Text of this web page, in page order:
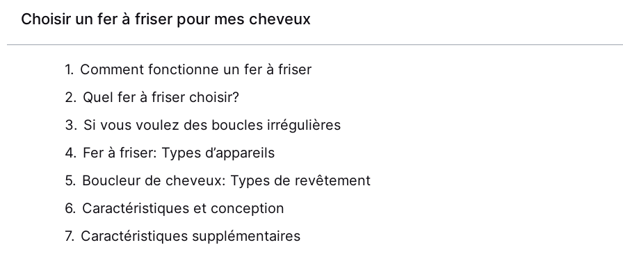
Choisir un fer à friser pour mes cheveux
Comment fonctionne un fer à friser
Quel fer à friser choisir?
Si vous voulez des boucles irrégulières
Fer à friser: Types d’appareils
Boucleur de cheveux: Types de revêtement
Caractéristiques et conception
Caractéristiques supplémentaires